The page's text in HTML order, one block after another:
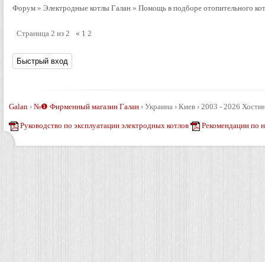
Форум » Электродные котлы Галан » Помощь в подборе отопительного
Страница 2 из 2 « 1 2
Galan › №❶ Фирменный магазин Галан › Украина › Киев › 2003 - 2026
Руководство по эксплуатации электродных котлов Рекомендации по